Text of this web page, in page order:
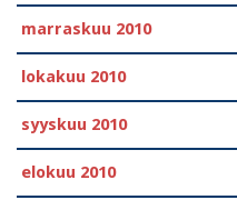
marraskuu 2010
lokakuu 2010
syyskuu 2010
elokuu 2010